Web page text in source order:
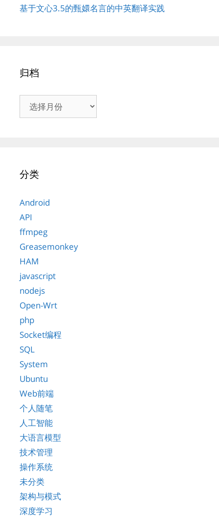
基于文心3.5的甄嬛名言的中英翻译实践
归档
分类
Android
API
ffmpeg
Greasemonkey
HAM
javascript
nodejs
Open-Wrt
php
Socket编程
SQL
System
Ubuntu
Web前端
个人随笔
人工智能
大语言模型
技术管理
操作系统
未分类
架构与模式
深度学习